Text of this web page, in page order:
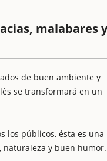
malabares y
de buen ambiente y
se transformará en un
los públicos, ésta es una
y buen humor.